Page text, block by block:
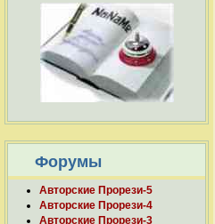
Форумы
Авторские Прорези-5
Авторские Прорези-4
Авторские Прорези-3